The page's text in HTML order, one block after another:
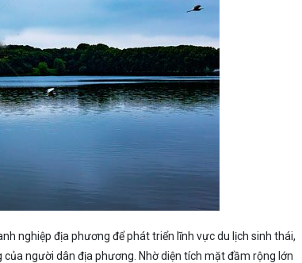
nghiệp địa phương để phát triển lĩnh vực du lịch sinh thái,
người dân địa phương. Nhờ diện tích mặt đầm rộng lớn